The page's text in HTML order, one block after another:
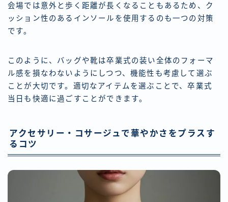
会場では意外と歩く距離が長くなることもあるため、ク
ッション性のあるインソールを使用するのも一つの対策
です。
このように、バッグや靴は卒業式の装い全体のフォーマ
ル感を損なわないようにしつつ、機能性も考慮して選ぶ
ことが大切です。適切なアイテムを選ぶことで、卒業式
当日も快適に過ごすことができます。
アクセサリー・コサージュで華やかさをプラスす
るコツ